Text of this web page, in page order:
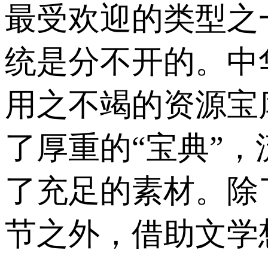
最受欢迎的类型
统是分不开的。
用之不竭的资源
了厚重的“宝典”
了充足的素材。
节之外，借助文